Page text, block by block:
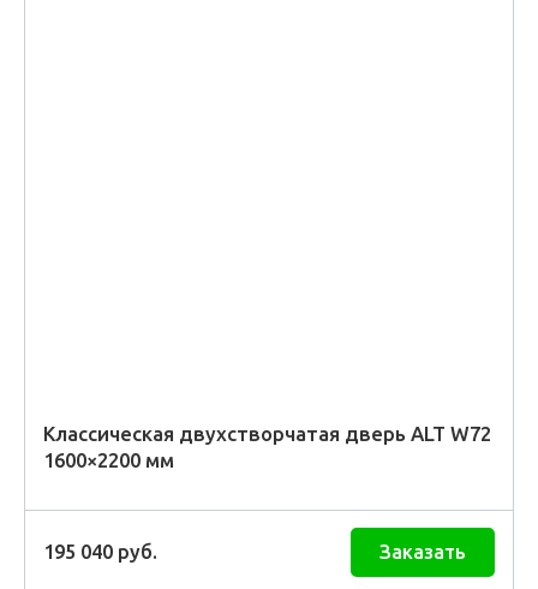
Классическая двухстворчатая дверь ALT W72
1600×2200 мм
195 040 руб. Заказать